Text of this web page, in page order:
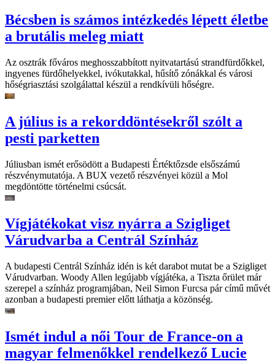
Bécsben is számos intézkedés lépett életbe
a brutális meleg miatt
Az osztrák főváros meghosszabbított nyitvatartású strandfürdőkkel,
ingyenes fürdőhelyekkel, ivókutakkal, hűsítő zónákkal és városi
hőségriasztási szolgálattal készül a rendkívüli hőségre.
A július is a rekorddöntésekről szólt a
pesti parketten
Júliusban ismét erősödött a Budapesti Értéktőzsde elsőszámú
részvénymutatója. A BUX vezető részvényei közül a Mol
megdöntötte történelmi csúcsát.
Vígjátékokat visz nyárra a Szigliget
Várudvarba a Centrál Színház
A budapesti Centrál Színház idén is két darabot mutat be a Szigliget
Várudvarban. Woody Allen legújabb vígjátéka, a Tiszta őrület már
szerepel a színház programjában, Neil Simon Furcsa pár című művét
azonban a budapesti premier előtt láthatja a közönség.
Ismét indul a női Tour de France-on a
magyar felmenőkkel rendelkező Lucie